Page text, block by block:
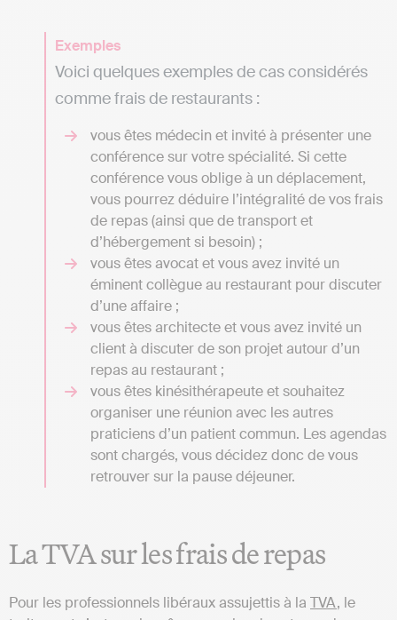
Exemples
Voici quelques exemples de cas considérés
comme frais de restaurants :
vous êtes médecin et invité à présenter une
conférence sur votre spécialité. Si cette
conférence vous oblige à un déplacement,
vous pourrez déduire l’intégralité de vos frais
de repas (ainsi que de transport et
d’hébergement si besoin) ;
vous êtes avocat et vous avez invité un
éminent collègue au restaurant pour discuter
d’une affaire ;
vous êtes architecte et vous avez invité un
client à discuter de son projet autour d’un
repas au restaurant ;
vous êtes kinésithérapeute et souhaitez
organiser une réunion avec les autres
praticiens d’un patient commun. Les agendas
sont chargés, vous décidez donc de vous
retrouver sur la pause déjeuner.
La TVA sur les frais de repas
Pour les professionnels libéraux assujettis à la TVA, le